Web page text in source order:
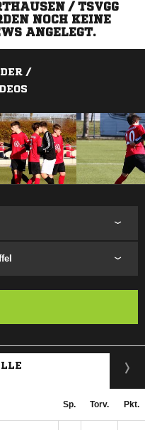
/ TSVGG
NOCH KEINE
ANGELEGT.
/
Sp. Torv. Pkt.